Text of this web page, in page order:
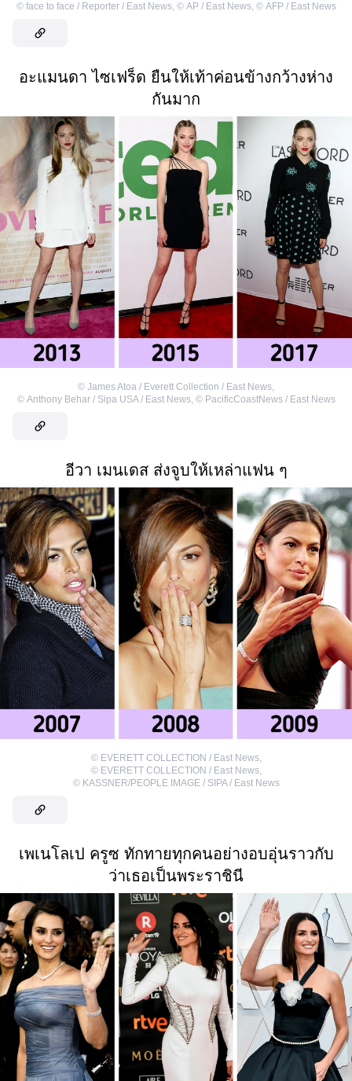
© face to face / Reporter / East News, © AP / East News, © AFP / East News
อะแมนดา ไซเฟร็ด ยืนให้เท้าค่อนข้างกว้างห่าง
กันมาก
© James Atoa / Everett Collection / East News,
© Anthony Behar / Sipa USA / East News, © PacificCoastNews / East News
อีวา เมนเดส ส่งจูบให้เหล่าแฟน ๆ
© EVERETT COLLECTION / East News,
© EVERETT COLLECTION / East News,
© KASSNER/PEOPLE IMAGE / SIPA / East News
เพเนโลเป ครูซ ทักทายทุกคนอย่างอบอุ่นราวกับ
ว่าเธอเป็นพระราชินี